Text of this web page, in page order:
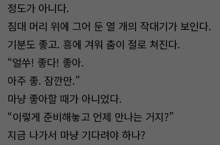
정도가 아니다.
침대 머리 위에 그어 둔 열 개의 작대기가 보인다.
기분도 좋고. 흥에 겨워 춤이 절로 쳐진다.
“얼쑤! 좋다! 좋아.
아주 좋. 잠깐만.”
마냥 좋아할 때가 아니었다.
“이렇게 준비해놓고 언제 만나는 거지?”
지금 나가서 마냥 기다려야 하나?